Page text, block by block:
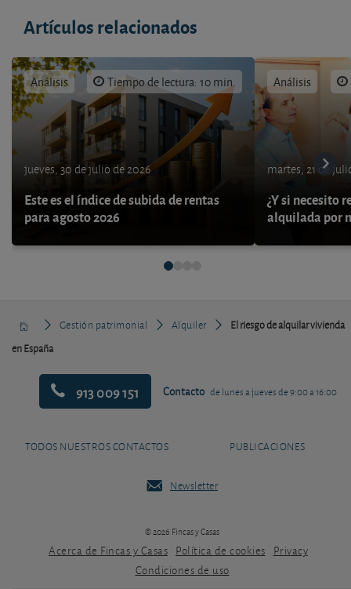
Artículos relacionados
Análisis Tiempo de lectura: 10 min.
jueves, 30 de julio de 2026
Este es el índice de subida de rentas
para agosto 2026
Análisis
martes, 21 de
¿Y si necesito
alquilada por
Gestión patrimonial Alquiler
El riesgo de alquilar vivienda
en España
913 009 151 Contacto de lunes a jueves de 9:00 a 16:00
TODOS NUESTROS CONTACTOS PUBLICACIONES
Newsletter
© 2026 Fincas y Casas
Acerca de Fincas y Casas Política de cookies
Privacy
Condiciones de uso